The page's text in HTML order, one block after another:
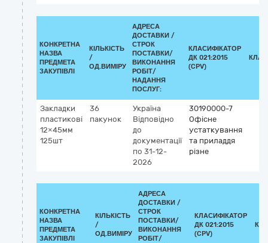
КОНКРЕТНА
НАЗВА
ПРЕДМЕТА
ЗАКУПІВЛІ
КІЛЬКІСТЬ
/
ОД.ВИМІРУ
АДРЕСА
ДОСТАВКИ /
СТРОК
ПОСТАВКИ/
ВИКОНАННЯ
РОБІТ/
НАДАННЯ
ПОСЛУГ:
КЛАСИФІКАТОР
ДК 021:2015
(CPV)
Закладки
пластикові
12×45мм
125шт
36
пакунок
Україна
Відповідно
до
документації
по 31-12-
2026
30190000-7
Офісне
устаткування
та приладдя
різне
КОНКРЕТНА
НАЗВА
ПРЕДМЕТА
ЗАКУПІВЛІ
КІЛЬКІСТЬ
/
ОД.ВИМІРУ
АДРЕСА
ДОСТАВКИ /
СТРОК
ПОСТАВКИ/
ВИКОНАННЯ
РОБІТ/
КЛАСИФІКАТОР
ДК 021:2015
(CPV)